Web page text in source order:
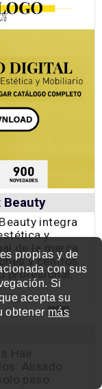
propias y de
con sus
Si
acepta su
obtener más
Beauty
integra
y
de la marca
y centros
profesional.
Hair
Alisado